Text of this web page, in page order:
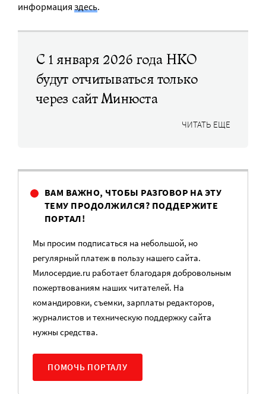
информация здесь.
С 1 января 2026 года НКО
будут отчитываться только
через сайт Минюста
ЧИТАТЬ ЕЩЕ
ВАМ ВАЖНО, ЧТОБЫ РАЗГОВОР НА ЭТУ
ТЕМУ ПРОДОЛЖИЛСЯ? ПОДДЕРЖИТЕ
ПОРТАЛ!
Мы просим подписаться на небольшой, но
регулярный платеж в пользу нашего сайта.
Милосердие.ru работает благодаря добровольным
пожертвованиям наших читателей. На
командировки, съемки, зарплаты редакторов,
журналистов и техническую поддержку сайта
нужны средства.
ПОМОЧЬ ПОРТАЛУ